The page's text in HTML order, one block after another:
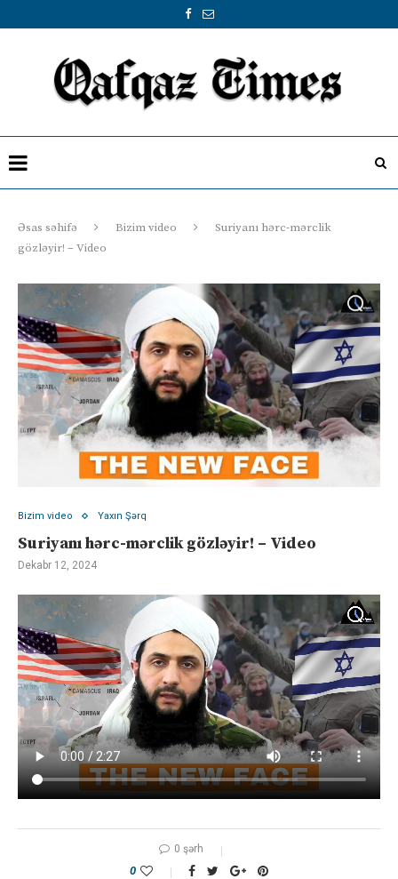
Əsas səhifə Bizim video
Suriyanı hərc-mərclik
gözləyir! – Video
Bizim video Yaxın Şərq
Suriyanı hərc-mərclik gözləyir! – Video
Dekabr 12, 2024
0 şərh
0